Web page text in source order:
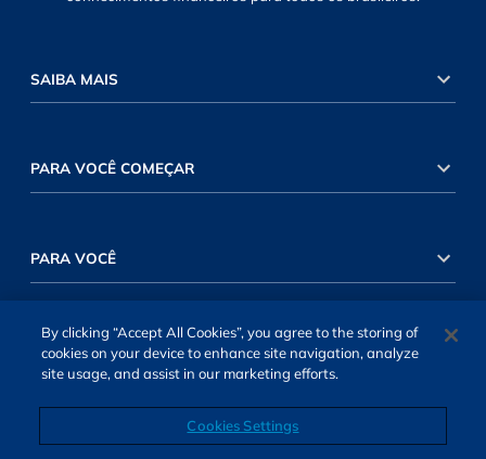
SAIBA MAIS
PARA VOCÊ COMEÇAR
PARA VOCÊ
INVESTIMENTOS RENDA VARIÁVEL
INVESTIMENTOS RENDA FIXA
By clicking “Accept All Cookies”, you agree to the storing of
cookies on your device to enhance site navigation, analyze
site usage, and assist in our marketing efforts.
Cookies Settings